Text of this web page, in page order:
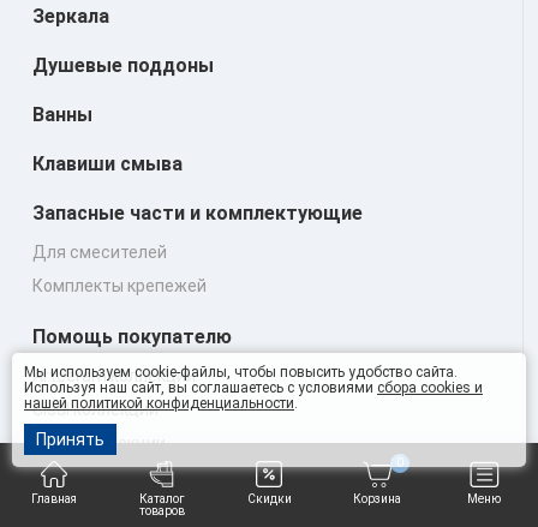
Главная
Каталог
товаров
Скидки Корзина
0
Меню
Зеркала
Душевые поддоны
Ванны
Клавиши смыва
Запасные части и комплектующие
Для смесителей
Комплекты крепежей
Помощь покупателю
Artceram коллекции
Cisal коллекции
Stella коллекции
Huber коллекции
Гарантия и возврат
Мы используем cookie-файлы, чтобы повысить удобство сайта.
Используя наш сайт, вы соглашаетесь с условиями сбора cookies и
нашей политикой конфиденциальности.
Принять